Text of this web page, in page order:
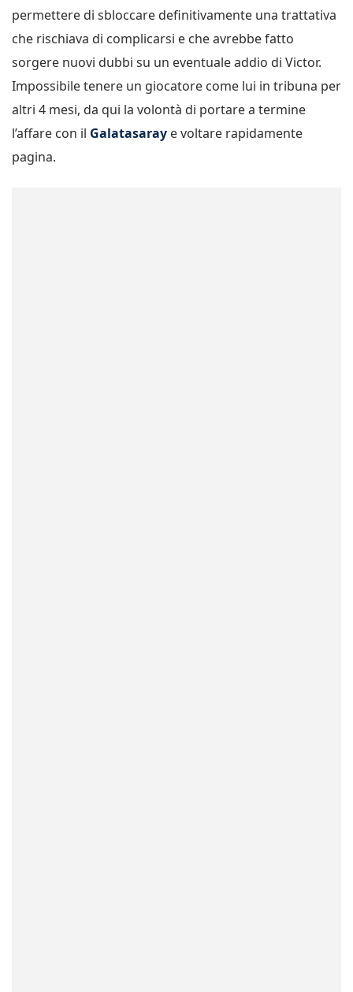
permettere di sbloccare definitivamente una trattativa
che rischiava di complicarsi e che avrebbe fatto
sorgere nuovi dubbi su un eventuale addio di Victor.
Impossibile tenere un giocatore come lui in tribuna per
altri 4 mesi, da qui la volontà di portare a termine
l’affare con il Galatasaray e voltare rapidamente
pagina.